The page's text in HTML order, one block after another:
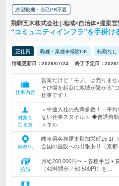
志望動機・自己PR不要
飛騨五木株式会社 | 地域×自治体×提案
“コミュニティインフラ”を手掛
正社員 職種・業種未経験OK 転勤なし
情報更新日：2026/07/24 終了予定日：
仕事内容
営業だけど「モノ」は売りま
そび場を起点に地域が繋がる“
仕事です！
対象と
なる方
＜中途入社の先輩多数！・平
ない仕事スタイル＞ ◆普通自
スキル
勤務地
岐阜県各務原市那加栄町15
全国の施設への出張あり（京都
給与
月給260,000円〜＋各種手当
（42時間分／60,500円）を…